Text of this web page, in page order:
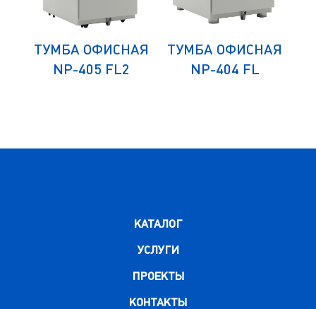
ТУМБА ОФИСНАЯ
NP-405 FL2
ТУМБА ОФИСНАЯ
NP-404 FL
КАТАЛОГ
УСЛУГИ
ПРОЕКТЫ
КОНТАКТЫ